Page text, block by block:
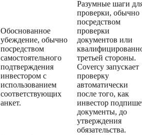
Обоснованное
убеждение, обычно
посредством
самостоятельного
подтверждения
инвестором с
использованием
соответствующих
анкет.
Разумные шаги
проверки, обычно
посредством
проверки
документов или
третьей стороны.
Covercy запускает
проверку
автоматически
после того, как
инвестор
документы, до
утверждения
обязательства.